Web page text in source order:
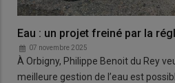
Eau : un projet freiné par la
07 novembre 2025
À Orbigny, Philippe Benoit du Rey
meilleure gestion de l’eau est